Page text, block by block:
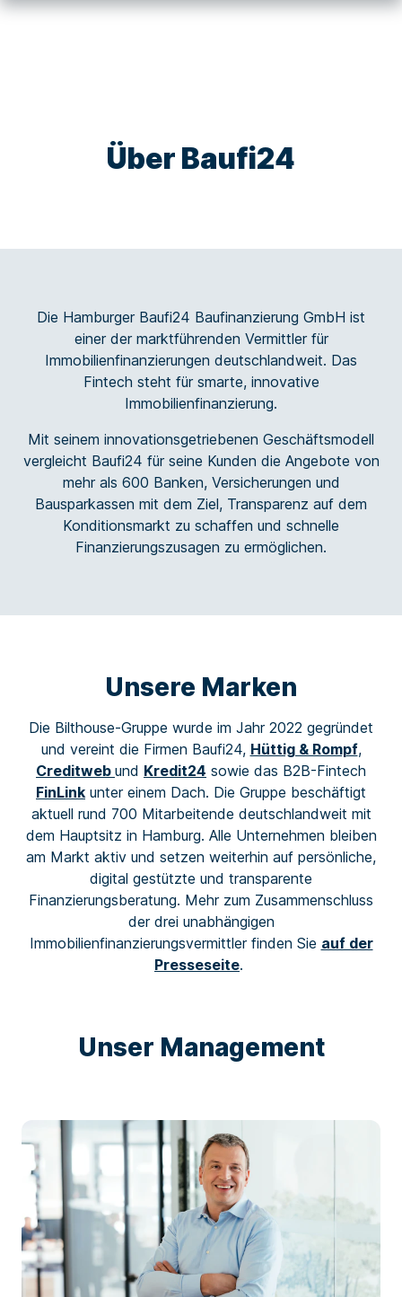
Über Baufi24
Die Hamburger Baufi24 Baufinanzierung GmbH ist
einer der marktführenden Vermittler für
Immobilienfinanzierungen deutschlandweit. Das
Fintech steht für smarte, innovative
Immobilienfinanzierung.
Mit seinem innovationsgetriebenen Geschäftsmodell
vergleicht Baufi24 für seine Kunden die Angebote von
mehr als 600 Banken, Versicherungen und
Bausparkassen mit dem Ziel, Transparenz auf dem
Konditionsmarkt zu schaffen und schnelle
Finanzierungszusagen zu ermöglichen.
Unsere Marken
Die Bilthouse-Gruppe wurde im Jahr 2022 gegründet
und vereint die Firmen Baufi24, Hüttig & Rompf,
Creditweb und Kredit24 sowie das B2B-Fintech
FinLink unter einem Dach. Die Gruppe beschäftigt
aktuell rund 700 Mitarbeitende deutschlandweit mit
dem Hauptsitz in Hamburg. Alle Unternehmen bleiben
am Markt aktiv und setzen weiterhin auf persönliche,
digital gestützte und transparente
Finanzierungsberatung. Mehr zum Zusammenschluss
der drei unabhängigen
Immobilienfinanzierungsvermittler finden Sie auf der
Presseseite.
Unser Management